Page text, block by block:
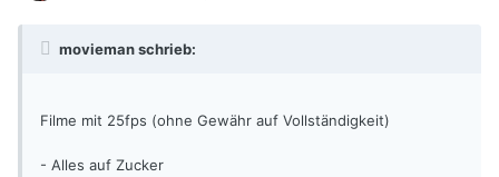
movieman schrieb:
Filme mit 25fps (ohne Gewähr auf Vollständigkeit)
- Alles auf Zucker